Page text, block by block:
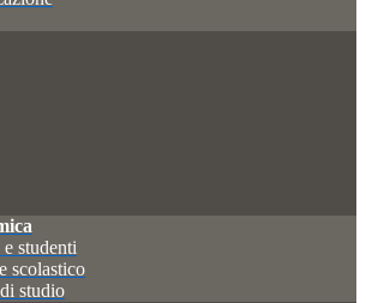
studenti
scolastico
studio